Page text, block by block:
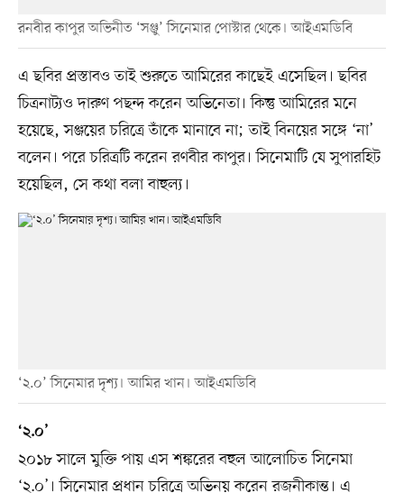
রনবীর কাপুর অভিনীত ‘সঞ্জু’ সিনেমার পোস্টার থেকে। আইএমডিবি
এ ছবির প্রস্তাবও তাই শুরুতে আমিরের কাছেই এসেছিল। ছবির
চিত্রনাট্যও দারুণ পছন্দ করেন অভিনেতা। কিন্তু আমিরের মনে
হয়েছে, সঞ্জয়ের চরিত্রে তাঁকে মানাবে না; তাই বিনয়ের সঙ্গে ‘না’
বলেন। পরে চরিত্রটি করেন রণবীর কাপুর। সিনেমাটি যে সুপারহিট
হয়েছিল, সে কথা বলা বাহুল্য।
‘২.০’ সিনেমার দৃশ্য। আমির খান। আইএমডিবি
‘২.০’
২০১৮ সালে মুক্তি পায় এস শঙ্করের বহুল আলোচিত সিনেমা
‘২.০’। সিনেমার প্রধান চরিত্রে অভিনয় করেন রজনীকান্ত। এ